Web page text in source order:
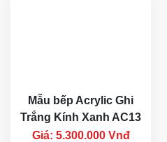
Mẫu bếp Acrylic Ghi
Trắng Kính Xanh AC13
Giá: 5.300.000 Vnđ